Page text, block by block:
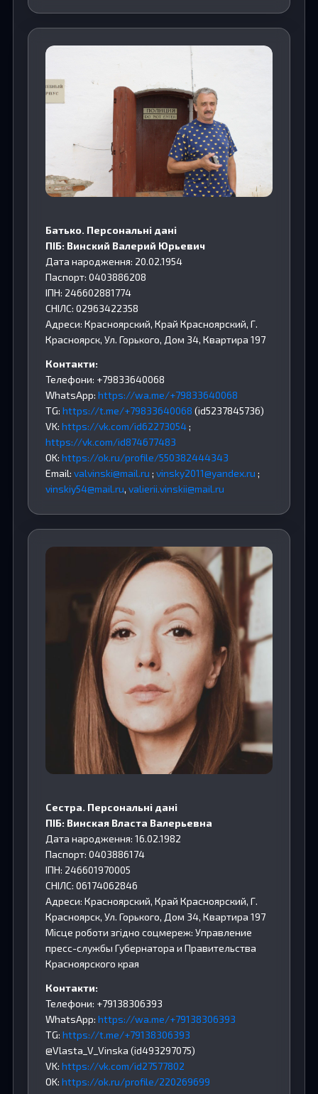
Батько. Персональні дані
ПІБ: Винский Валерий Юрьевич
Дата народження: 20.02.1954
Паспорт: 0403886208
ІПН: 246602881774
СНІЛС: 02963422358
Адреси: Красноярский, Край Красноярский, Г.
Красноярск, Ул. Горького, Дом 34, Квартира 197
Контакти:
Телефони: +79833640068
WhatsApp: https://wa.me/+79833640068
TG: https://t.me/+79833640068 (id5237845736)
VK: https://vk.com/id62273054;
https://vk.com/id874677483
OK: https://ok.ru/profile/550382444343
Email: valvinski@mail.ru ; vinsky2011@yandex.ru ;
vinskiy54@mail.ru, valierii.vinskii@mail.ru
Сестра. Персональні дані
ПІБ: Винская Власта Валерьевна
Дата народження: 16.02.1982
Паспорт: 0403886174
ІПН: 246601970005
СНІЛС: 06174062846
Адреси: Красноярский, Край Красноярский, Г.
Красноярск, Ул. Горького, Дом 34, Квартира 197
Місце роботи згідно соцмереж: Управление
пресс-службы Губернатора и Правительства
Красноярского края
Контакти:
Телефони: +79138306393
WhatsApp: https://wa.me/+79138306393
TG: https://t.me/+79138306393
@Vlasta_V_Vinska (id493297075)
VK: https://vk.com/id27577802
OK: https://ok.ru/profile/220269699